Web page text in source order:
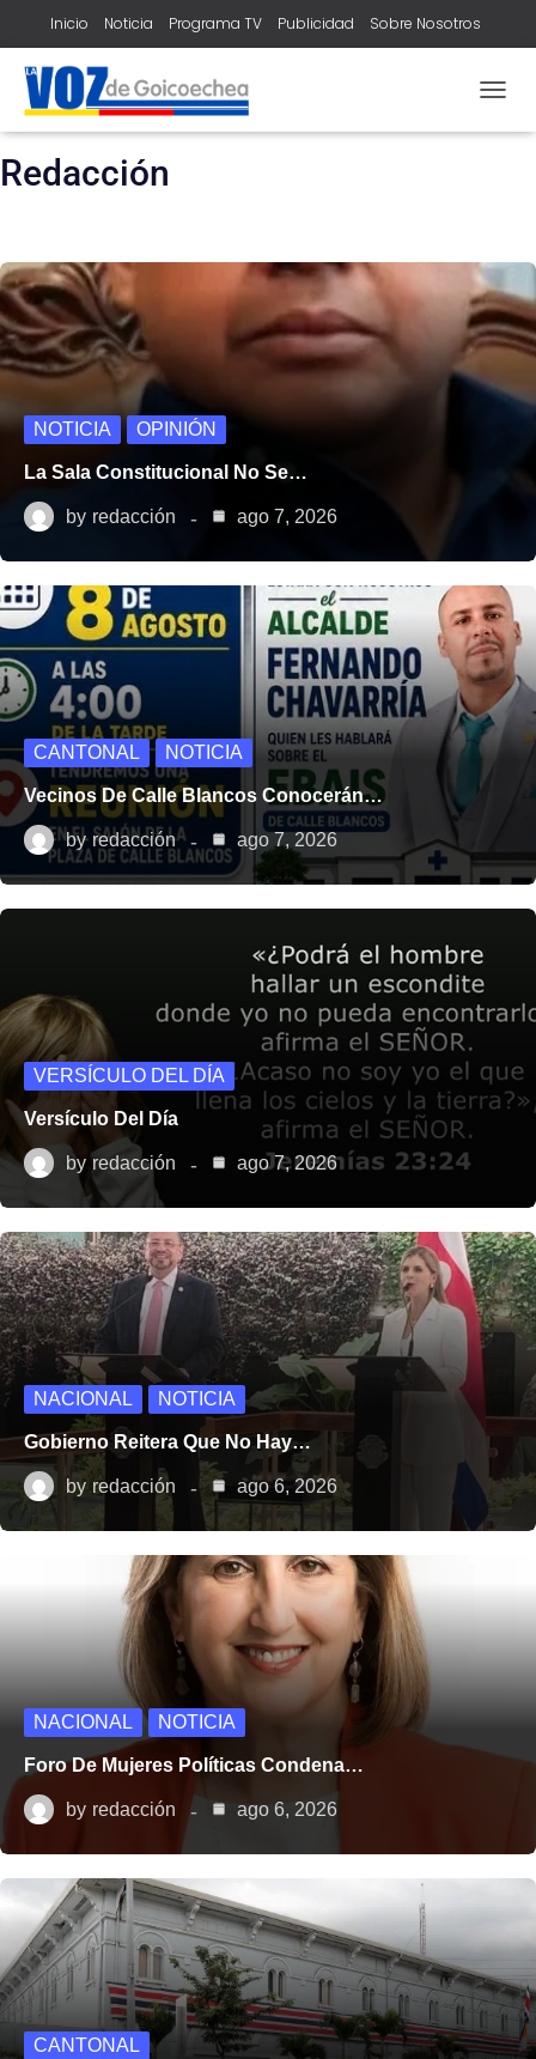
Inicio Noticia Programa TV Publicidad Sobre Nosotros
home redacción
Redacción
NOTICIA OPINIÓN
La Sala Constitucional No Se…
by redacción ago 7, 2026
CANTONAL NOTICIA
Vecinos De Calle Blancos Conocerán…
by redacción ago 7, 2026
VERSÍCULO DEL DÍA
Versículo Del Día
by redacción ago 7, 2026
NACIONAL NOTICIA
Gobierno Reitera Que No Hay…
by redacción ago 6, 2026
NACIONAL NOTICIA
Foro De Mujeres Políticas Condena…
by redacción ago 6, 2026
CANTONAL